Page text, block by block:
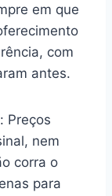
em que
com
antes.
Preços
nem
corra o
para